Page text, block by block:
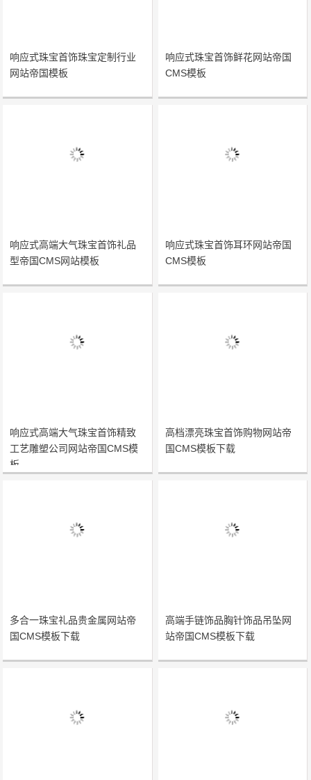
响应式珠宝首饰珠宝定制行业
网站帝国模板
响应式珠宝首饰鲜花网站帝国
CMS模板
响应式高端大气珠宝首饰礼品
型帝国CMS网站模板
响应式珠宝首饰耳环网站帝国
CMS模板
响应式高端大气珠宝首饰精致
工艺雕塑公司网站帝国CMS模
板
高档漂亮珠宝首饰购物网站帝
国CMS模板下载
多合一珠宝礼品贵金属网站帝
国CMS模板下载
高端手链饰品胸针饰品吊坠网
站帝国CMS模板下载